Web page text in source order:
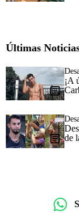
Últimas
¡A
de